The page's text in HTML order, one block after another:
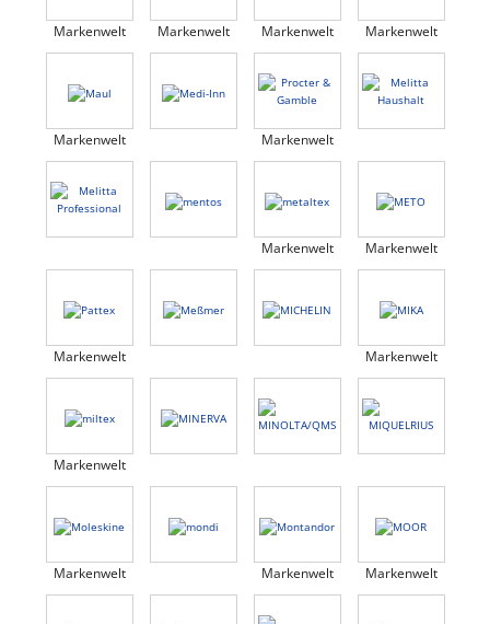
Markenwelt Markenwelt Markenwelt Markenwelt
Markenwelt Markenwelt
Markenwelt Markenwelt
Markenwelt Markenwelt
Markenwelt
Markenwelt Markenwelt Markenwelt